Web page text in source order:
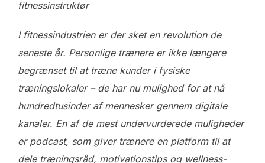
fitnessinstruktør
I fitnessindustrien er der sket en revolution de
seneste år. Personlige trænere er ikke længere
begrænset til at træne kunder i fysiske
træningslokaler – de har nu mulighed for at nå
hundredtusinder af mennesker gennem digitale
kanaler. En af de mest undervurderede muligheder
er podcast, som giver trænere en platform til at
dele træningsråd, motivationstips og wellness-